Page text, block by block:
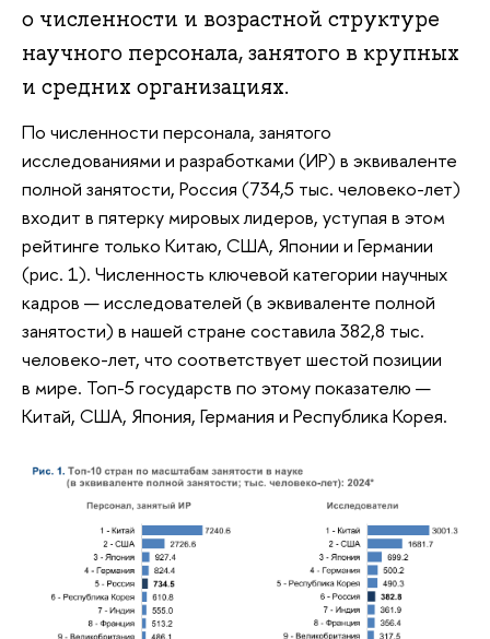
о численности и возрастной структуре
научного персонала, занятого в крупных
и средних организациях.
По численности персонала, занятого
исследованиями и разработками (ИР) в эквиваленте
полной занятости, Россия (734,5 тыс. человеко-лет)
входит в пятерку мировых лидеров, уступая в этом
рейтинге только Китаю, США, Японии и Германии
(рис. 1). Численность ключевой категории научных
кадров — исследователей (в эквиваленте полной
занятости) в нашей стране составила 382,8 тыс.
человеко-лет, что соответствует шестой позиции
в мире. Топ-5 государств по этому показателю —
Китай, США, Япония, Германия и Республика Корея.